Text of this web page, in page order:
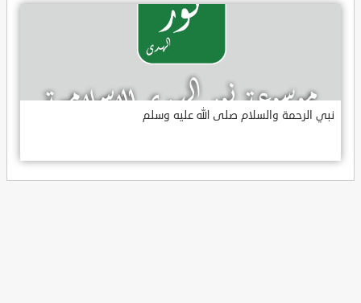
نبي الرحمة والسلام صلى الله عليه وسلم